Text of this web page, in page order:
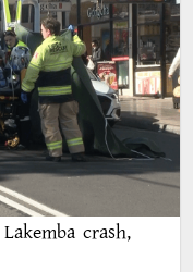
crash,